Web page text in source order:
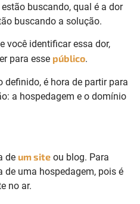
buscando, qual é a dor
buscando a solução.
você identificar essa dor,
para esse público.
definido, é hora de partir para
a hospedagem e o domínio
de um site ou blog. Para
de uma hospedagem, pois é
no ar.